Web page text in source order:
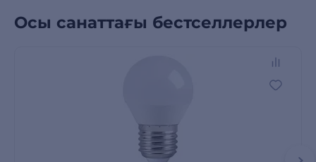
Осы санаттағы бестселлерлер